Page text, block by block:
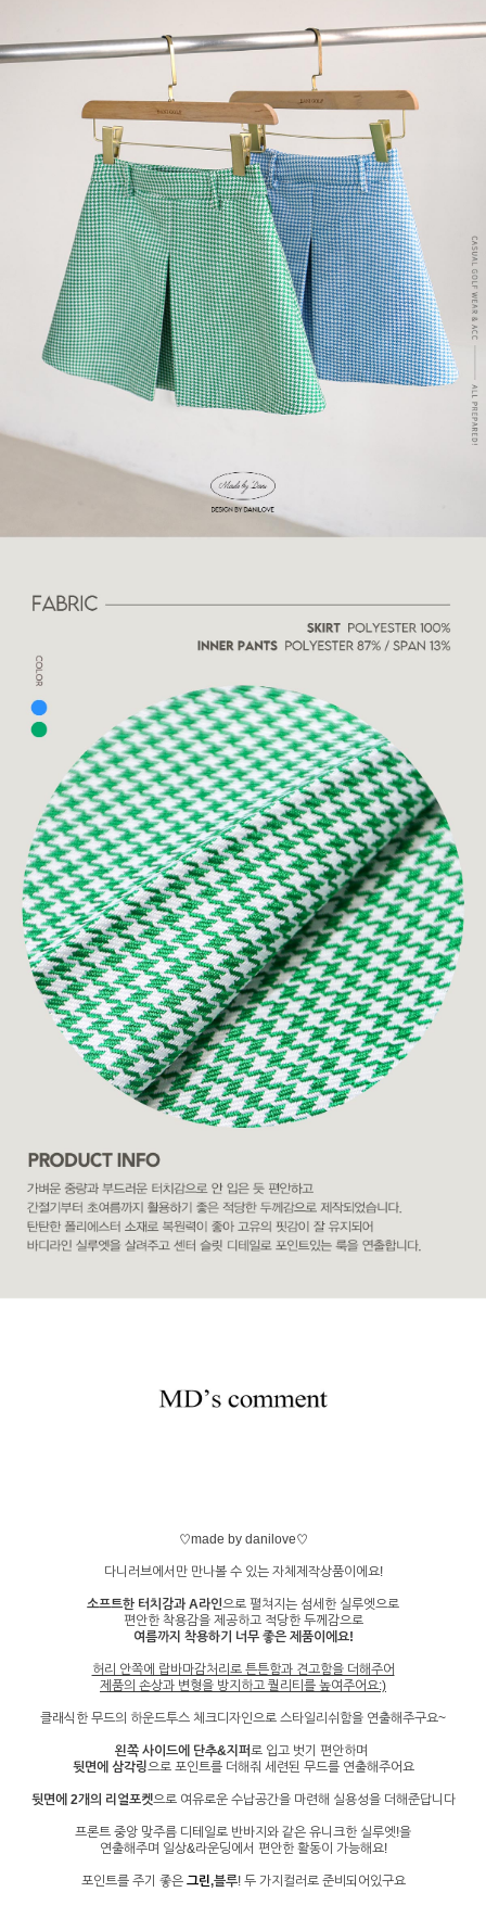
♡made by danilove♡
다니러브에서만 만나볼 수 있는 자체제작상품이에요!
소프트한 터치감과 A라인으로 펼쳐지는 섬세한 실루엣으로
편안한 착용감을 제공하고 적당한 두께감으로
여름까지 착용하기 너무 좋은 제품이에요!
허리 안쪽에 랍바마감처리로 튼튼함과 견고함을 더해주어
제품의 손상과 변형을 방지하고 퀄리티를 높여주어요:)
클래식한 무드의 하운드투스 체크디자인으로 스타일리쉬함을 연출해주구요~
왼쪽 사이드에 단추&지퍼로 입고 벗기 편안하며
뒷면에 삼각링으로 포인트를 더해줘 세련된 무드를 연출해주어요
뒷면에 2개의 리얼포켓으로 여유로운 수납공간을 마련해 실용성을 더해준답니다
프론트 중앙 맞주름 디테일로 반바지와 같은 유니크한 실루엣!을
연출해주며 일상&라운딩에서 편안한 활동이 가능해요!
포인트를 주기 좋은 그린,블루! 두 가지컬러로 준비되어있구요